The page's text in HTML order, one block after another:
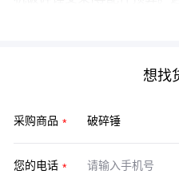
想找
采购商品
您的电话